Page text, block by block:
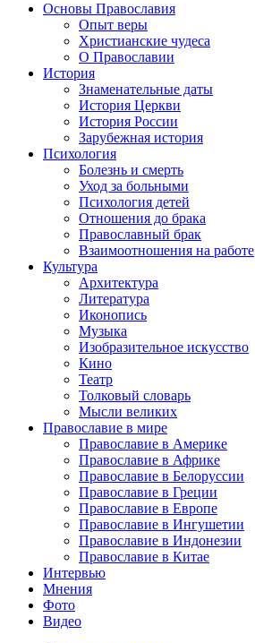
Основы Православия
Опыт веры
Христианские чудеса
О Православии
История
Знаменательные даты
История Церкви
История России
Зарубежная история
Психология
Болезнь и смерть
Уход за больными
Психология детей
Отношения до брака
Православный брак
Взаимоотношения на работе
Культура
Архитектура
Литература
Иконопись
Музыка
Изобразительное искусство
Кино
Театр
Толковый словарь
Мысли великих
Православие в мире
Православие в Америке
Православие в Африке
Православие в Белоруссии
Православие в Греции
Православие в Европе
Православие в Ингушетии
Православие в Индонезии
Православие в Китае
Интервью
Мнения
Фото
Видео